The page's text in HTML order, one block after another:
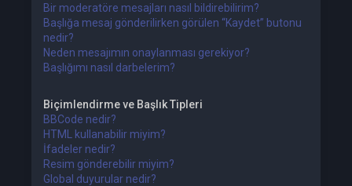
Bir moderatöre mesajları nasıl bildirebilirim?
Başlığa mesaj gönderilirken görülen “Kaydet” butonu
nedir?
Neden mesajımın onaylanması gerekiyor?
Başlığımı nasıl darbelerim?
Biçimlendirme ve Başlık Tipleri
BBCode nedir?
HTML kullanabilir miyim?
İfadeler nedir?
Resim gönderebilir miyim?
Global duyurular nedir?